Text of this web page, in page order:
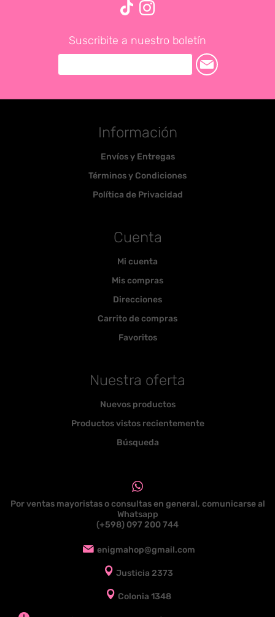
Suscribite a nuestro boletín
Información
Envíos y Entregas
Términos y Condiciones
Política de Privacidad
Cuenta
Mi cuenta
Mis compras
Direcciones
Carrito de compras
Favoritos
Nuestra oferta
Nuevos productos
Productos vistos recientemente
Búsqueda
Por ventas mayoristas o consultas en general, comunicarse al
Whatsapp
(+598) 097 200 744
enigmahop@gmail.com
Justicia 2373
Colonia 1348